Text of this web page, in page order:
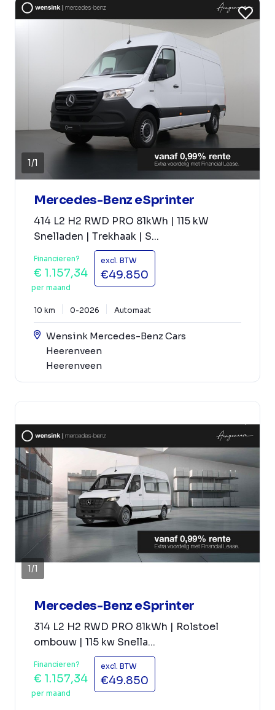
1/1
Mercedes-Benz eSprinter
414 L2 H2 RWD PRO 81kWh | 115 kW
Snelladen | Trekhaak | S...
Financieren?
€ 1.157,34
per maand
excl. BTW
€49.850
10 km 0-2026 Automaat
Wensink Mercedes-Benz Cars
Heerenveen
Heerenveen
1/1
Mercedes-Benz eSprinter
314 L2 H2 RWD PRO 81kWh | Rolstoel
ombouw | 115 kw Snella...
Financieren?
€ 1.157,34
per maand
excl. BTW
€49.850